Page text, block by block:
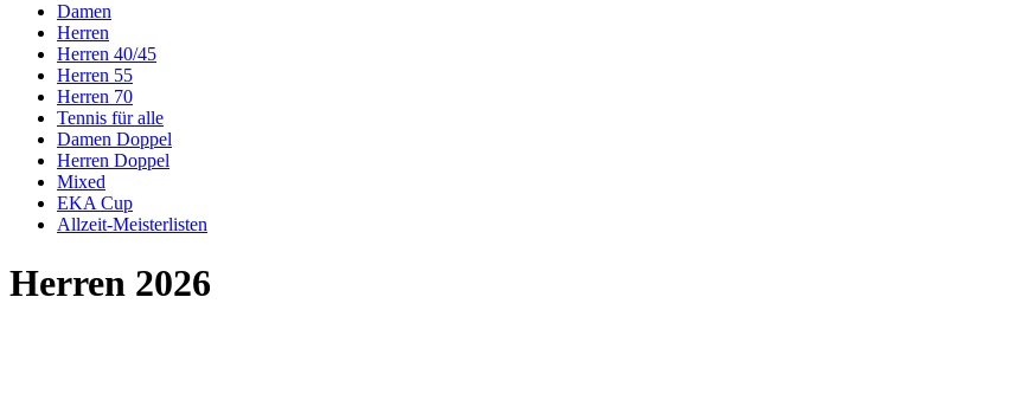
Damen
Herren
Herren 40/45
Herren 55
Herren 70
Tennis für alle
Damen Doppel
Herren Doppel
Mixed
EKA Cup
Allzeit-Meisterlisten
Herren 2026